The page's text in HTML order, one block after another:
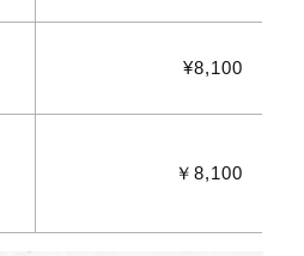
¥8,100
￥8,100